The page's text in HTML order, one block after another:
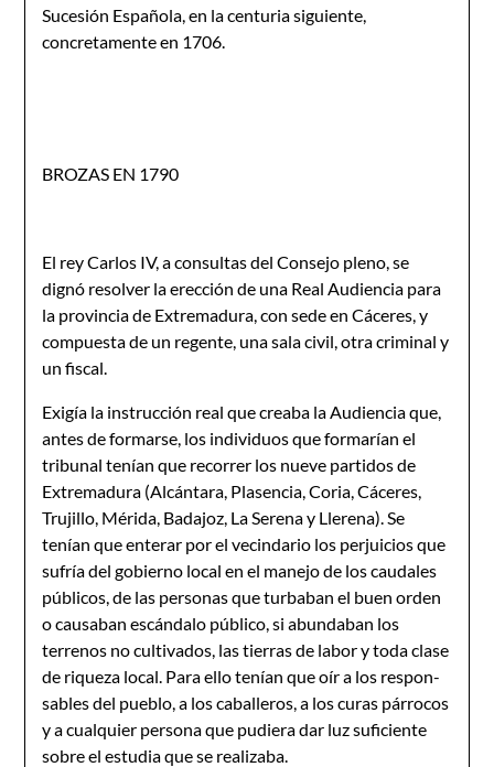
Sucesión Española, en la centuria siguiente,
concretamente en 1706.
BROZAS EN 1790
El rey Carlos IV, a consultas del Consejo pleno, se
dignó resolver la erección de una Real Audiencia para
la provincia de Extremadura, con sede en Cáceres, y
compuesta de un regente, una sala civil, otra criminal y
un fiscal.
Exigía la instrucción real que creaba la Audiencia que,
antes de formarse, los individuos que formarían el
tribunal tenían que recorrer los nueve partidos de
Extremadura (Alcántara, Plasencia, Coria, Cáceres,
Trujillo, Mérida, Badajoz, La Serena y Llerena). Se
tenían que enterar por el vecindario los perjuicios que
sufría del gobierno local en el manejo de los caudales
públicos, de las personas que turbaban el buen orden
o causaban escándalo público, si abundaban los
terrenos no cultivados, las tierras de labor y toda clase
de riqueza local. Para ello tenían que oír a los respon­
sables del pueblo, a los caballeros, a los curas párrocos
y a cual­quier persona que pudiera dar luz suficiente
sobre el estudia que se realizaba.